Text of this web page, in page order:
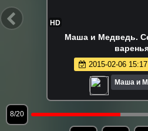
FHD
Маша и Медведь.
2025-04-17 11:51
Маша и
9/20